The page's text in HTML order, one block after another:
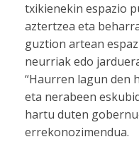
txikienekin espazio
aztertzea eta
guztion artean
neurriak edo
“Haurren lagun den
eta nerabeen
hartu duten
errekonozimendua.